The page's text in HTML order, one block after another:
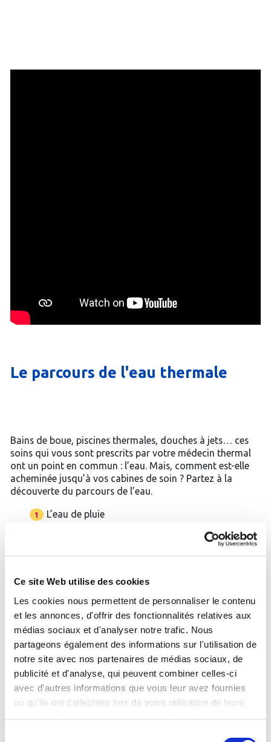
Ce site Web utilise des cookies
Les cookies nous permettent de personnaliser le contenu
et les annonces, d'offrir des fonctionnalités relatives aux
médias sociaux et d'analyser notre trafic. Nous
partageons également des informations sur l'utilisation de
notre site avec nos partenaires de médias sociaux, de
publicité et d'analyse, qui peuvent combiner celles-ci
avec d'autres informations que vous leur avez fournies
ou qu'ils ont collectées lors de votre utilisation de leurs
Le parcours de l'eau thermale
Bains de boue, piscines thermales, douches à jets… ces
soins qui vous sont prescrits par votre médecin thermal
ont un point en commun : l’eau. Mais, comment est-elle
acheminée jusqu’à vos cabines de soin ? Partez à la
découverte du parcours de l’eau.
L’eau de pluie
elle se charge en minéraux
et se refroidit en remontant
puis elle émerge à la surface
avant d’être pompée pour
alimenter votre station
770